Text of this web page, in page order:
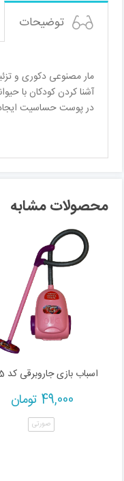
توضیحات
مار مصنوعی دکوری و
آشنا کردن کودکان با
در پوست حساسیت ایجاد
محصولات مشابه
اسباب بازی جاروبرقی کد 045
49,000 تومان
صورتی